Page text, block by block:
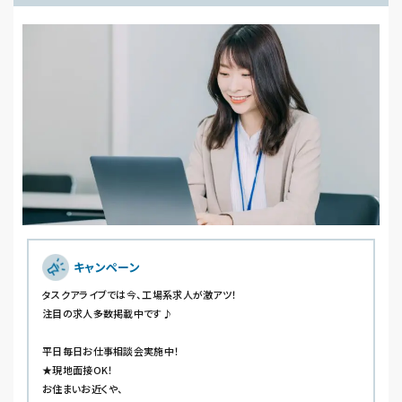
キャンペーン
タスクアライブでは今、工場系求人が激アツ！
注目の求人多数掲載中です♪
平日毎日お仕事相談会実施中！
★現地面接OK！
お住まいお近くや、